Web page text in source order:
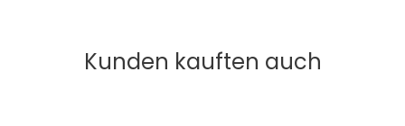
Kunden kauften auch